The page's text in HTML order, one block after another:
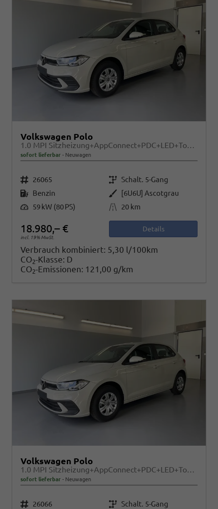
Volkswagen Polo
1.0 MPI Sitzheizung+AppConnect+PDC+LED+Touch+Lichtsensor+MultiLenkrad
sofort lieferbar Neuwagen
Fahrzeugnr. 26065 Getriebe Schalt. 5-Gang
Kraftstoff Benzin Außenfarbe
[6U6U] Ascotgrau
Leistung 59 kW (80 PS) Kilometerstand 20 km
18.980,– €
incl. 19% MwSt.
Details
Verbrauch kombiniert: 5,30 l/100km
CO2-Klasse: D
CO2-Emissionen: 121,00 g/km
Volkswagen Polo
1.0 MPI Sitzheizung+AppConnect+PDC+LED+Touch+Lichtsensor+MultiLenkrad
sofort lieferbar Neuwagen
Fahrzeugnr. 26066 Getriebe Schalt. 5-Gang